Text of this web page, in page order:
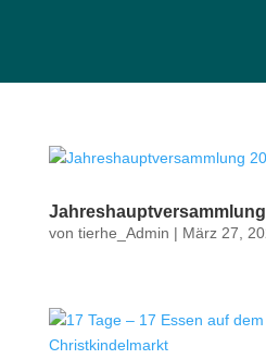
von tierhe_Admin | März 27,